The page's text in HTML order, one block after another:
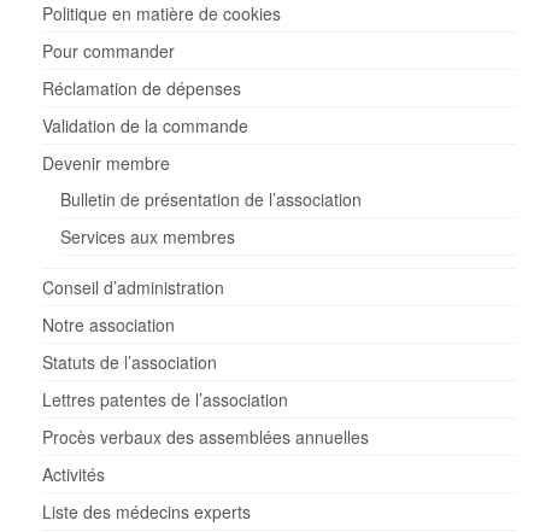
Politique en matière de cookies
Pour commander
Réclamation de dépenses
Validation de la commande
Devenir membre
Bulletin de présentation de l’association
Services aux membres
Conseil d’administration
Notre association
Statuts de l’association
Lettres patentes de l’association
Procès verbaux des assemblées annuelles
Activités
Liste des médecins experts